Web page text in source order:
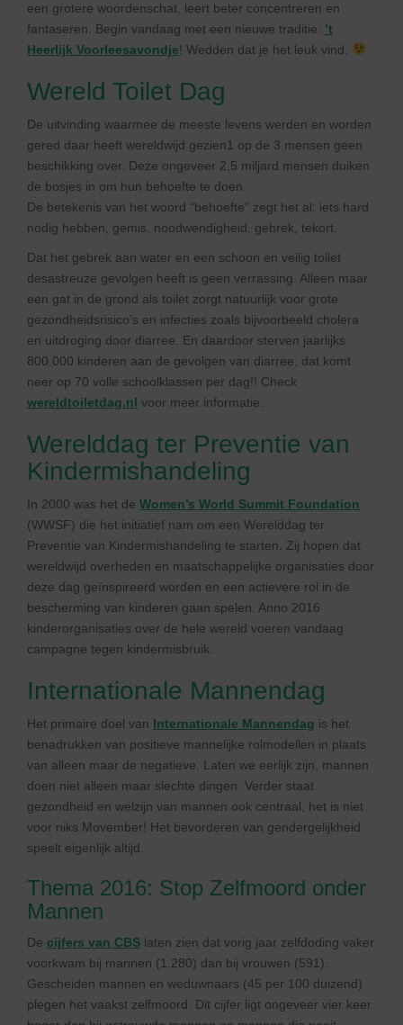
een grotere woordenschat, leert beter concentreren en
fantaseren. Begin vandaag met een nieuwe traditie: ’t
Heerlijk Voorleesavondje! Wedden dat je het leuk vind.
Wereld Toilet Dag
De uitvinding waarmee de meeste levens werden en worden
gered daar heeft wereldwijd gezien1 op de 3 mensen geen
beschikking over. Deze ongeveer 2,5 miljard mensen duiken
de bosjes in om hun behoefte te doen.
De betekenis van het woord “behoefte” zegt het al: iets hard
nodig hebben, gemis, noodwendigheid, gebrek, tekort.
Dat het gebrek aan water en een schoon en veilig toilet
desastreuze gevolgen heeft is geen verrassing. Alleen maar
een gat in de grond als toilet zorgt natuurlijk voor grote
gezondheidsrisico’s en infecties zoals bijvoorbeeld cholera
en uitdroging door diarree. En daardoor sterven jaarlijks
800.000 kinderen aan de gevolgen van diarree, dat komt
neer op 70 volle schoolklassen per dag!! Check
wereldtoiletdag.nl voor meer informatie.
Werelddag ter Preventie van
Kindermishandeling
In 2000 was het de Women’s World Summit Foundation
(WWSF) die het initiatief nam om een Werelddag ter
Preventie van Kindermishandeling te starten. Zij hopen dat
wereldwijd overheden en maatschappelijke organisaties door
deze dag geïnspireerd worden en een actievere rol in de
bescherming van kinderen gaan spelen. Anno 2016
kinderorganisaties over de hele wereld voeren vandaag
campagne tegen kindermisbruik.
Internationale Mannendag
Het primaire doel van Internationale Mannendag is het
benadrukken van positieve mannelijke rolmodellen in plaats
van alleen maar de negatieve. Laten we eerlijk zijn, mannen
doen niet alleen maar slechte dingen. Verder staat
gezondheid en welzijn van mannen ook centraal, het is niet
voor niks Movember! Het bevorderen van gendergelijkheid
speelt eigenlijk altijd.
Thema 2016: Stop Zelfmoord onder
Mannen
De cijfers van CBS laten zien dat vorig jaar zelfdoding vaker
voorkwam bij mannen (1.280) dan bij vrouwen (591).
Gescheiden mannen en weduwnaars (45 per 100 duizend)
plegen het vaakst zelfmoord. Dit cijfer ligt ongeveer vier keer